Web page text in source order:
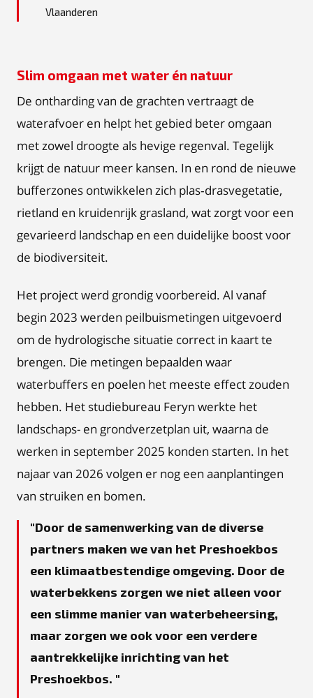
Vlaanderen
Slim omgaan met water én natuur
De ontharding van de grachten vertraagt de
waterafvoer en helpt het gebied beter omgaan
met zowel droogte als hevige regenval. Tegelijk
krijgt de natuur meer kansen. In en rond de nieuwe
bufferzones ontwikkelen zich plas‑drasvegetatie,
rietland en kruidenrijk grasland, wat zorgt voor een
gevarieerd landschap en een duidelijke boost voor
de biodiversiteit.
Het project werd grondig voorbereid. Al vanaf
begin 2023 werden peilbuismetingen uitgevoerd
om de hydrologische situatie correct in kaart te
brengen. Die metingen bepaalden waar
waterbuffers en poelen het meeste effect zouden
hebben. Het studiebureau Feryn werkte het
landschaps- en grondverzetplan uit, waarna de
werken in september 2025 konden starten. In het
najaar van 2026 volgen er nog een aanplantingen
van struiken en bomen.
Door de samenwerking van de diverse
partners maken we van het Preshoekbos
een klimaatbestendige omgeving. Door de
waterbekkens zorgen we niet alleen voor
een slimme manier van waterbeheersing,
maar zorgen we ook voor een verdere
aantrekkelijke inrichting van het
Preshoekbos.